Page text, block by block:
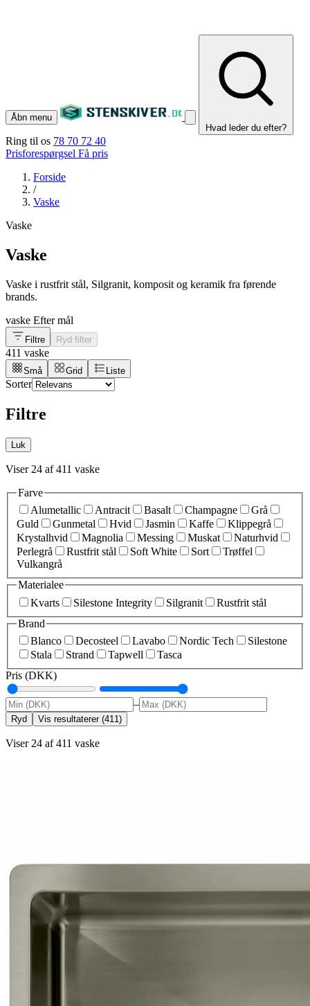
Åbn menu
Hvad leder du efter?
Ring til os 78 70 72 40
Prisforespørgsel Få pris
Forside
/
Vaske
Vaske
Vaske
Vaske i rustfrit stål, Silgranit, komposit og keramik fra førende
brands.
vaske Efter mål
Filtre Ryd filter
411 vaske
Små Grid Liste
Sorter
Filtre
Luk
Viser 24 af 411 vaske
Farve
Alumetallic
Antracit Basalt Champagne
Grå
Guld
Gunmetal Hvid Jasmin Kaffe
Klippegrå
Krystalhvid
Magnolia Messing Muskat
Naturhvid
Perlegrå
Rustfrit stål Soft White Sort
Trøffel
Vulkangrå
Materialee
Kvarts
Silestone Integrity Silgranit
Rustfrit stål
Brand
Blanco
Decosteel Lavabo Nordic Tech
Silestone
Stala
Strand Tapwell
Tasca
Pris (DKK)
–
Ryd Vis resultaterer(411)
Viser 24 af 411 vaske